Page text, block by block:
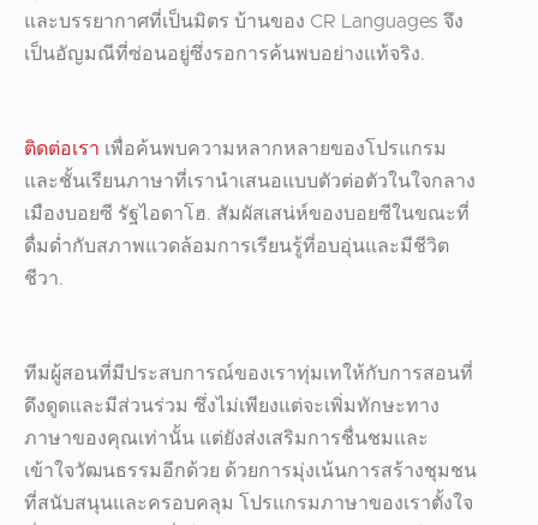
และบรรยากาศที่เป็นมิตร บ้านของ CR Languages จึง
เป็นอัญมณีที่ซ่อนอยู่ซึ่งรอการค้นพบอย่างแท้จริง.
ติดต่อเรา เพื่อค้นพบความหลากหลายของโปรแกรม
และชั้นเรียนภาษาที่เรานำเสนอแบบตัวต่อตัวในใจกลาง
เมืองบอยซี รัฐไอดาโฮ. สัมผัสเสน่ห์ของบอยซีในขณะที่
ดื่มด่ำกับสภาพแวดล้อมการเรียนรู้ที่อบอุ่นและมีชีวิต
ชีวา.
ทีมผู้สอนที่มีประสบการณ์ของเราทุ่มเทให้กับการสอนที่
ดึงดูดและมีส่วนร่วม ซึ่งไม่เพียงแต่จะเพิ่มทักษะทาง
ภาษาของคุณเท่านั้น แต่ยังส่งเสริมการชื่นชมและ
เข้าใจวัฒนธรรมอีกด้วย ด้วยการมุ่งเน้นการสร้างชุมชน
ที่สนับสนุนและครอบคลุม โปรแกรมภาษาของเราตั้งใจ